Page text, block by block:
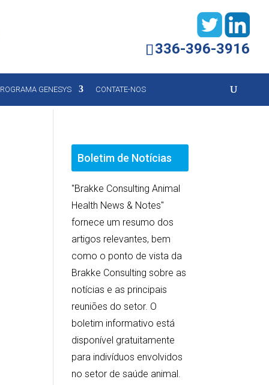
336-396-3916
GENESYS CONTATE-NOS
Boletim de Notícias
"Brakke Consulting Animal
Health News & Notes"
fornece um resumo dos
artigos relevantes, bem
como o ponto de vista da
Brakke Consulting sobre as
notícias e as principais
reuniões do setor. O
boletim informativo está
disponível gratuitamente
para indivíduos envolvidos
no setor de saúde animal.